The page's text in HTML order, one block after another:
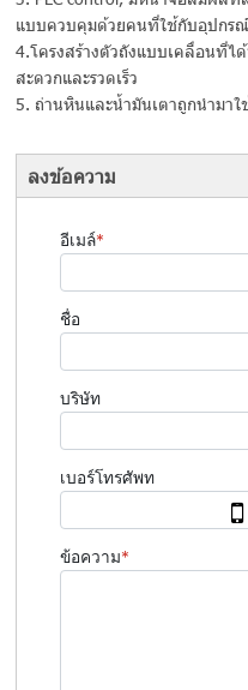
แบบควบคุมด้วยคนที่ใช้กับอุปกร
4.โครงสร้างตัวถังแบบเคลื่อนที่ไ
สะดวกและรวดเร็ว
5. ถ่านหินและน้ำมันเตาถูกนำมา
ลงข้อความ